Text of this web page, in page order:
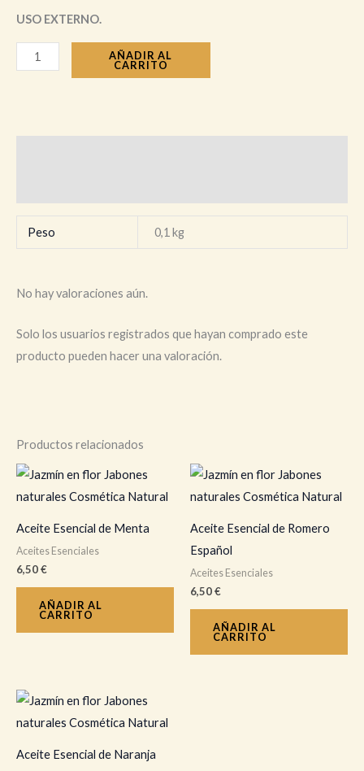
USO EXTERNO.
AÑADIR AL
CARRITO
Peso 0,1 kg
No hay valoraciones aún.
Solo los usuarios registrados que hayan comprado este
producto pueden hacer una valoración.
Productos relacionados
Aceite Esencial de Menta
Aceites Esenciales
6,50€
AÑADIR AL
CARRITO
Aceite Esencial de Romero
Español
Aceites Esenciales
6,50€
AÑADIR AL
CARRITO
Aceite Esencial de Naranja